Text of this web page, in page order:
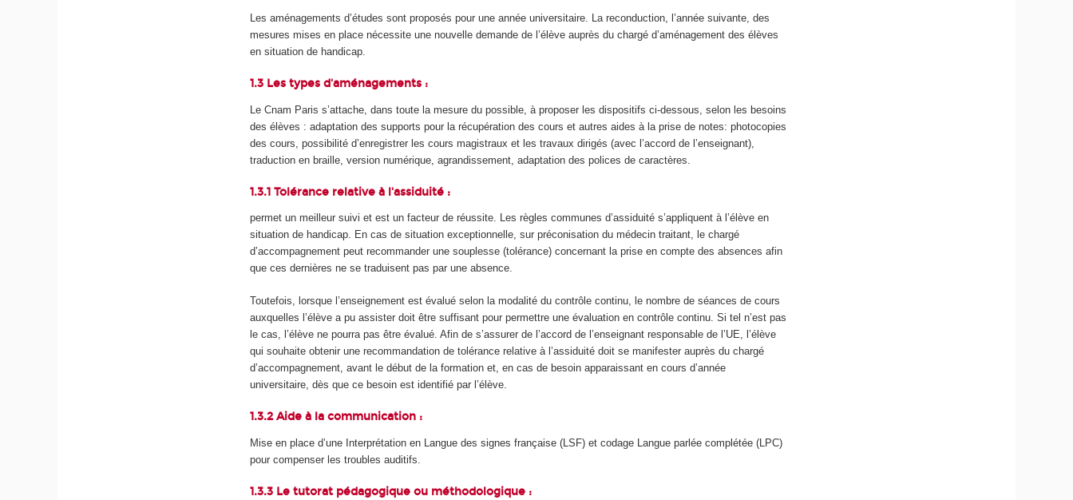
Les aménagements d’études sont proposés pour une année universitaire. La reconduction, l’année suivante, des
mesures mises en place nécessite une nouvelle demande de l’élève auprès du chargé d’aménagement des élèves
en situation de handicap.
1.3 Les types d'aménagements :
Le Cnam Paris s’attache, dans toute la mesure du possible, à proposer les dispositifs ci-dessous, selon les besoins
des élèves : adaptation des supports pour la récupération des cours et autres aides à la prise de notes: photocopies
des cours, possibilité d’enregistrer les cours magistraux et les travaux dirigés (avec l’accord de l’enseignant),
traduction en braille, version numérique, agrandissement, adaptation des polices de caractères.
1.3.1 Tolérance relative à l'assiduité :
permet un meilleur suivi et est un facteur de réussite. Les règles communes d’assiduité s’appliquent à l’élève en
situation de handicap. En cas de situation exceptionnelle, sur préconisation du médecin traitant, le chargé
d’accompagnement peut recommander une souplesse (tolérance) concernant la prise en compte des absences afin
que ces dernières ne se traduisent pas par une absence.
Toutefois, lorsque l’enseignement est évalué selon la modalité du contrôle continu, le nombre de séances de cours
auxquelles l’élève a pu assister doit être suffisant pour permettre une évaluation en contrôle continu. Si tel n’est pas
le cas, l’élève ne pourra pas être évalué. Afin de s’assurer de l’accord de l’enseignant responsable de l’UE, l’élève
qui souhaite obtenir une recommandation de tolérance relative à l’assiduité doit se manifester auprès du chargé
d’accompagnement, avant le début de la formation et, en cas de besoin apparaissant en cours d’année
universitaire, dès que ce besoin est identifié par l’élève.
1.3.2 Aide à la communication :
Mise en place d’une Interprétation en Langue des signes française (LSF) et codage Langue parlée complétée (LPC)
pour compenser les troubles auditifs.
1.3.3 Le tutorat pédagogique ou méthodologique :